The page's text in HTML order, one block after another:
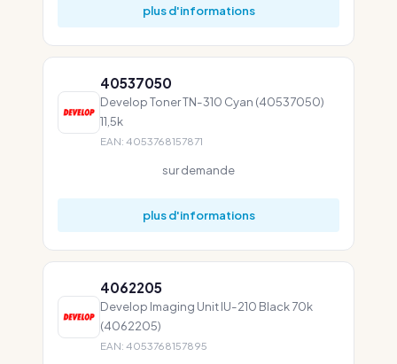
plus d'informations
40537050
Develop Toner TN-310 Cyan (40537050)
11,5k
EAN: 4053768157871
sur demande
plus d'informations
4062205
Develop Imaging Unit IU-210 Black 70k
(4062205)
EAN: 4053768157895